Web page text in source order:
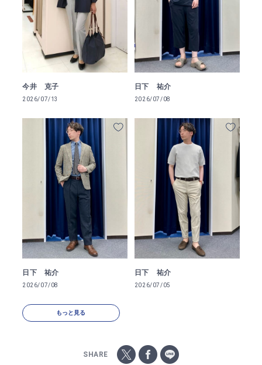
今井 克子
2026/07/13
日下 祐介
2026/07/08
日下 祐介
2026/07/08
日下 祐介
2026/07/05
もっと見る
SHARE